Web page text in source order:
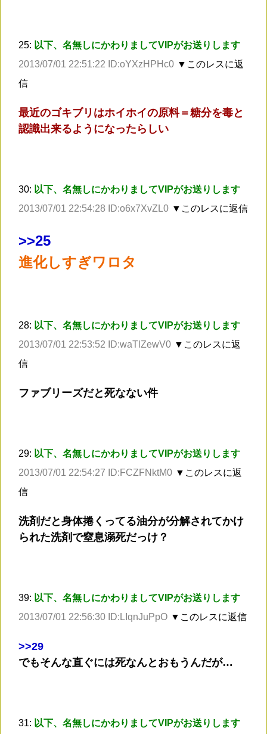
25: 以下、名無しにかわりましてVIPがお送りします
2013/07/01 22:51:22 ID:oYXzHPHc0 ▼このレスに返
信
最近のゴキブリはホイホイの原料＝糖分を毒と
認識出来るようになったらしい
30: 以下、名無しにかわりましてVIPがお送りします
2013/07/01 22:54:28 ID:o6x7XvZL0 ▼このレスに返信
>>25
進化しすぎワロタ
28: 以下、名無しにかわりましてVIPがお送りします
2013/07/01 22:53:52 ID:waTlZewV0 ▼このレスに返
信
ファブリーズだと死なない件
29: 以下、名無しにかわりましてVIPがお送りします
2013/07/01 22:54:27 ID:FCZFNktM0 ▼このレスに返
信
洗剤だと身体捲くってる油分が分解されてかけ
られた洗剤で窒息溺死だっけ？
39: 以下、名無しにかわりましてVIPがお送りします
2013/07/01 22:56:30 ID:LIqnJuPpO ▼このレスに返信
>>29
でもそんな直ぐには死なんとおもうんだが…
31: 以下、名無しにかわりましてVIPがお送りします